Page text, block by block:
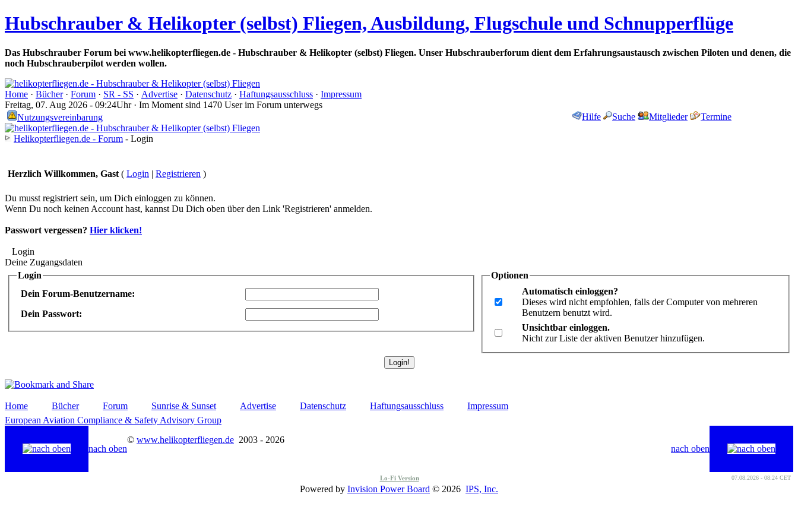
Hubschrauber & Helikopter (selbst) Fliegen, Ausbildung, Flugschule und Schnupperflüge
Das Hubschrauber Forum bei www.helikopterfliegen.de - Hubschrauber & Helikopter (selbst) Fliegen. Unser Hubschrauberforum dient dem Erfahrungsaustausch zwischen Piloten und denen, die
noch Hubschrauberpilot werden wollen.
Home · Bücher· Forum · SR - SS · Advertise · Datenschutz · Haftungsausschluss · Impressum
Freitag, 07. Aug 2026 - 09:24Uhr · Im Moment sind 1470 User im Forum unterwegs
Nutzungsvereinbarung
Hilfe Suche Mitglieder Termine
Helikopterfliegen.de - Forum - Login
Herzlich Willkommen, Gast ( Login | Registrieren )
Du musst registriert sein, um Dich einloggen zu können.
Wenn Du noch keinen Account hast, kannst Du Dich oben über den Link 'Registrieren' anmelden.
Passwort vergessen? Hier klicken!
Login
Deine Zugangsdaten
Login
Dein Forum-Benutzername:
Dein Passwort:
Optionen
Automatisch einloggen?
Dieses wird nicht empfohlen, falls der Computer von mehreren
Benutzern benutzt wird.
Unsichtbar einloggen.
Nicht zur Liste der aktiven Benutzer hinzufügen.
Home Bücher Forum Sunrise & Sunset Advertise Datenschutz Haftungsausschluss
Impressum
European Aviation Compliance & Safety Advisory Group
nach oben nach oben
© www.helikopterfliegen.de 2003 - 2026
Lo-Fi Version 07.08.2026 - 08:24 CET
Powered by Invision Power Board © 2026 IPS, Inc.